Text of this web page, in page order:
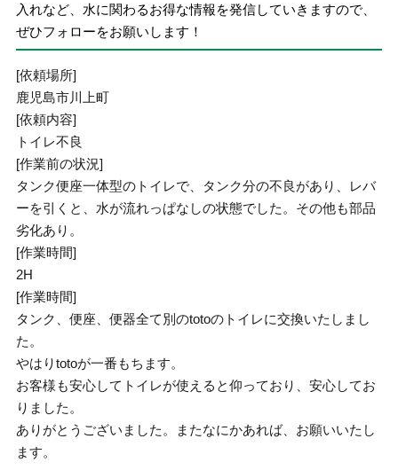
入れなど、水に関わるお得な情報を発信していきますので、
ぜひフォローをお願いします！
[依頼場所]
鹿児島市川上町
[依頼内容]
トイレ不良
[作業前の状況]
タンク便座一体型のトイレで、タンク分の不良があり、レバ
ーを引くと、水が流れっぱなしの状態でした。その他も部品
劣化あり。
[作業時間]
2H
[作業時間]
タンク、便座、便器全て別のtotoのトイレに交換いたしまし
た。
やはりtotoが一番もちます。
お客様も安心してトイレが使えると仰っており、安心してお
りました。
ありがとうございました。またなにかあれば、お願いいたし
ます。